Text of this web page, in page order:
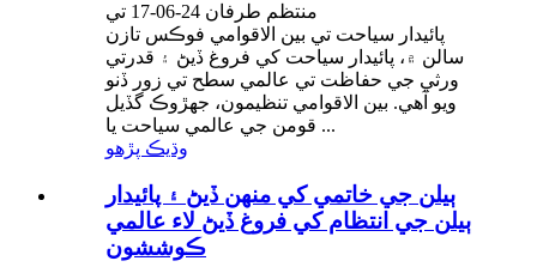
منتظم طرفان 24-06-17 تي
پائيدار سياحت تي بين الاقوامي فوڪس تازن
سالن ۾، پائيدار سياحت کي فروغ ڏيڻ ۽ قدرتي
ورثي جي حفاظت تي عالمي سطح تي زور ڏنو
ويو آهي. بين الاقوامي تنظيمون، جهڙوڪ گڏيل
قومن جي عالمي سياحت يا ...
وڌيڪ پڙهو
ٻيلن جي خاتمي کي منهن ڏيڻ ۽ پائيدار
ٻيلن جي انتظام کي فروغ ڏيڻ لاء عالمي
ڪوششون